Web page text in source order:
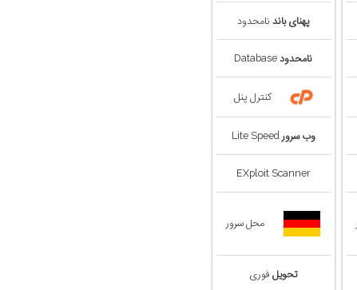
پهنای باند نامحدود
نامحدود
کنترل پنل
وب سرور Lite Speed
EXploit Scanner
محل سرور
تحویل فوری